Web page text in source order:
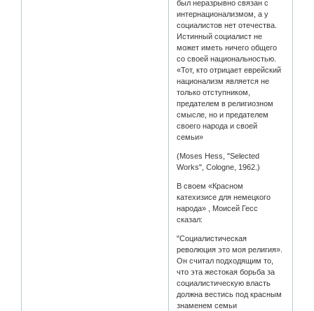
был неразрывно связан с
интернационализмом, а у
социалистов нет отечества.
Истинный социалист не
может иметь ничего общего
со своей национальностью.
«Тот, кто отрицает еврейский
национализм является не
только отступником,
предателем в религиозном
смысле, но и предателем
своего народа и своей
семьи»
(Moses Hess, "Selected
Works", Cologne, 1962.)
В своем «Красном
катехизисе для немецкого
народа» , Моисей Гесс
сказал:
"Социалистическая
революция это моя религия».
Он считал подходящим то,
что эта жестокая борьба за
социалистическую власть
должна вестись под красным
знаменем семьи